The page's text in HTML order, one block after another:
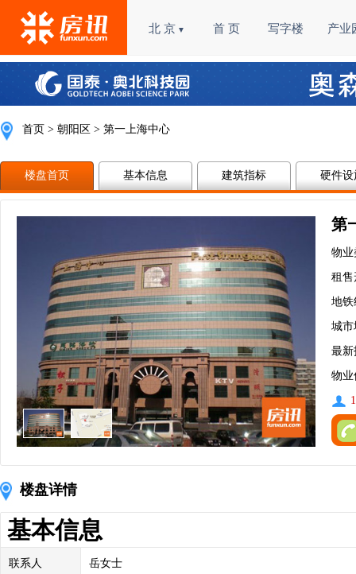
北 京 ▼ 首 页 写字楼 产业
首页 > 朝阳区 > 第一上海中心
楼盘首页 基本信息 建筑指标 硬件设
第
物业
租售
地铁
城
最新
物业
楼盘详情
基本信息
联系人 岳女士